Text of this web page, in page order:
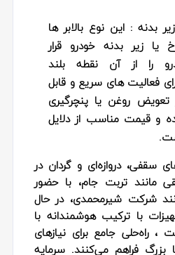
بدنه : این نوع بالابر‌ ها
یا زیر بدنه خودرو قرار
را از آن نقطه بلند
فعالیت‌ های سریع و قابل
تعویض روغن یا پنچرگیری
و قیمت مناسب از دلایل
سقفی، دروازه‌ای و گردان در
مانند تربت جام، با حضور
شرکت شیرمحمدی، در حال
با ترکیب هوشمندانه با
، راه‌حلی جامع برای نیازهای
بزرگ فراهم می‌کنند. سرمایه‌